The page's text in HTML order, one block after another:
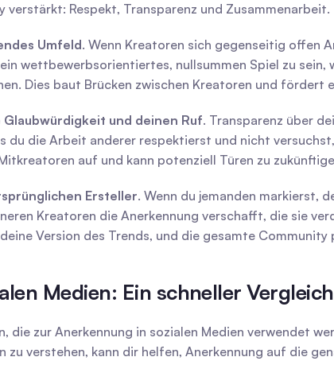
Respekt, Transparenz und Zusammenarbeit.
Umfeld. Wenn Kreatoren sich gegenseitig offen
wettbewerbsorientiertes, nullsummen Spiel zu
Dies baut Brücken zwischen Kreatoren und
und deinen Ruf. Transparenz über
du die Arbeit anderer respektierst und nicht
auf und kann potenziell Türen zu
Ersteller. Wenn du jemanden markierst,
Kreatoren die Anerkennung verschafft, die sie
Version des Trends, und die gesamte
Medien: Ein schneller Vergleich
die zur Anerkennung in sozialen Medien verwendet
verstehen, kann dir helfen, Anerkennung auf die